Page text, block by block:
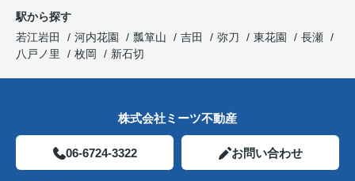
駅から探す
若江岩田
河内花園 瓢箪山 吉田 弥刀 東花園
長瀬
八戸ノ里
枚岡 新石切
株式会社ミーツ不動産
06-6724-3322 お問い合わせ